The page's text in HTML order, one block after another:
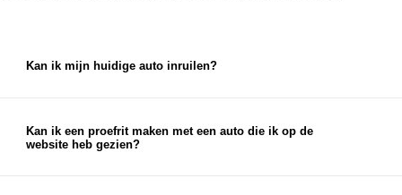
Kan ik mijn huidige auto inruilen?
kunt gebruiken als aanbetaling voor je nieuwe auto.
Kan ik een proefrit maken met een auto die ik op de
website heb gezien?